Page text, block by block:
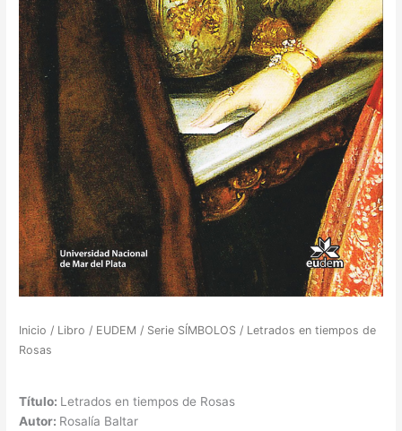
Inicio / Libro / EUDEM / Serie SÍMBOLOS / Letrados en tiempos de
Rosas
Título: Letrados en tiempos de Rosas
Autor: Rosalía Baltar